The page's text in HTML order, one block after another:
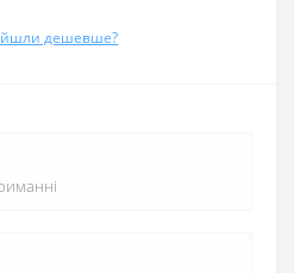
дешевше?